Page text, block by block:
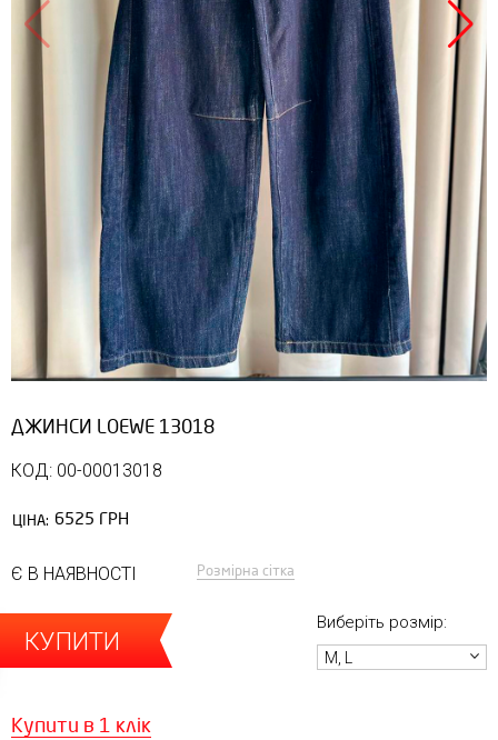
ДЖИНСИ LOEWE 13018
КОД: 00-00013018
ЦІНА: 6525 ГРН
Є В НАЯВНОСТІ Розмірна сітка
КУПИТИ
Виберіть розмір:
M, L
Купити в 1 клік